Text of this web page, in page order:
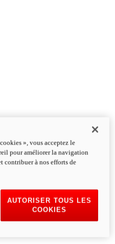
», vous acceptez le
pour améliorer la navigation
contribuer à nos efforts de
AUTORISER TOUS LES
COOKIES